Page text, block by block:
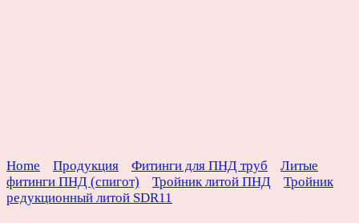
Home Продукция Фитинги для ПНД труб
Литые
фитинги ПНД (спигот)
Тройник литой ПНД
Тройник
редукционный литой SDR11